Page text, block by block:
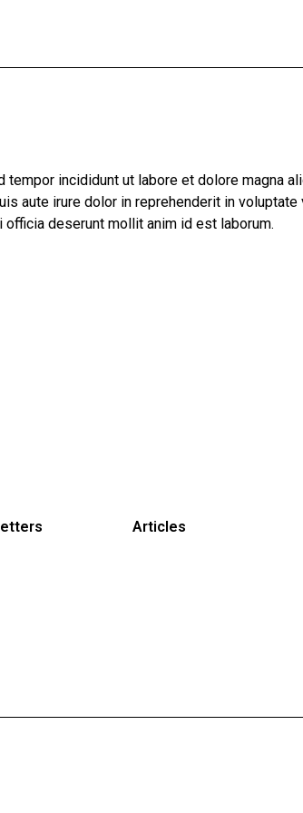
incididunt ut labore et dolore magna
aute irure dolor in reprehenderit in
officia deserunt mollit anim id est laborum.
Articles